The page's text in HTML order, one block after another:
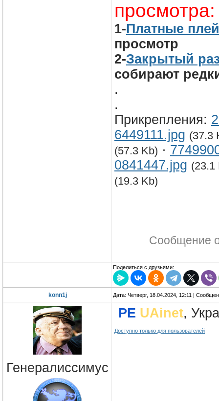
просмотра:
1-Платные
просмотр
2-Закрытый
собирают
.
.
Прикрепления:
6449111.jpg (37.3
(57.3 Kb) ·
0841447.jpg (23.1
(19.3 Kb)
Сообщение
Поделиться с друзьями:
konn1j Дата: Четверг, 18.04.2024, 12:11 |
Генералиссимус
PE UAinet,
Доступно только для пользователей